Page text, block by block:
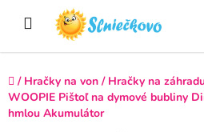
Domov
/ Hračky na von / Hračky na
WOOPIE Pištoľ na dymové bubliny
hmlou Akumulátor